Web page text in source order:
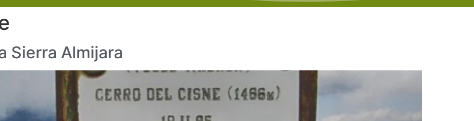
Sierra Almijara